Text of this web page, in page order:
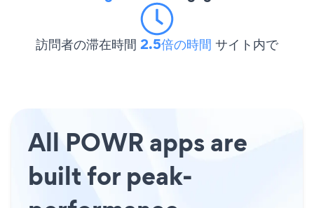
訪問者の滞在時間 2.5倍の時間 サイト内で
All POWR apps are
built for peak-